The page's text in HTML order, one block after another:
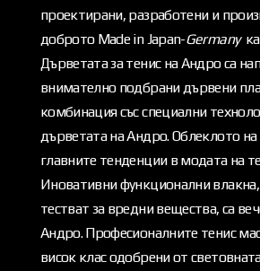
проектирани, разработени и
доброто Made in Japan-Germany
Дърветата за тенис на Андро са
внимателно подбрани дървени
комбинация със специални
дърветата на Андро. Облеклото
главните тенденции в модата на
Иновативни функционални
тестват за вредни вещества, са
Андро. Професионалните тенис
висок клас одобрени от